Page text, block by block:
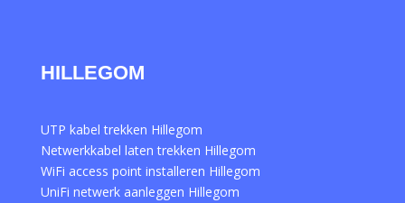
HILLEGOM
UTP kabel trekken Hillegom
Netwerkkabel laten trekken Hillegom
WiFi access point installeren Hillegom
UniFi netwerk aanleggen Hillegom